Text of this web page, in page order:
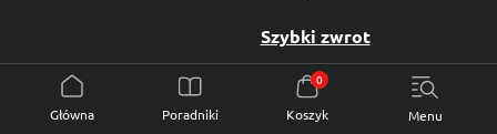
Główna Poradniki
Poradniki
Koszyk
0
Menu
Produkty
Podłoża
Ogrodowe
Do roślin domowych
Środki nawozowe
Dżdżownice
Dodatki do podłoży
Szybki zwrot
Program partnerski